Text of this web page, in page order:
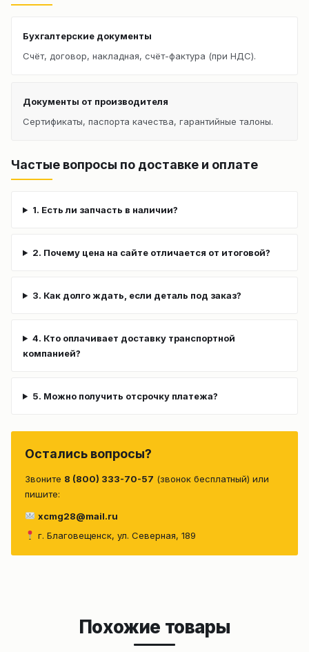
Бухгалтерские документы
Счёт, договор, накладная, счёт-фактура (при НДС).
Документы от производителя
Сертификаты, паспорта качества, гарантийные талоны.
Частые вопросы по доставке и оплате
1. Есть ли запчасть в наличии?
2. Почему цена на сайте отличается от итоговой?
3. Как долго ждать, если деталь под заказ?
4. Кто оплачивает доставку транспортной
компанией?
5. Можно получить отсрочку платежа?
Остались вопросы?
Звоните 8 (800) 333-70-57 (звонок бесплатный) или
пишите:
xcmg28@mail.ru
г. Благовещенск, ул. Северная, 189
Похожие товары